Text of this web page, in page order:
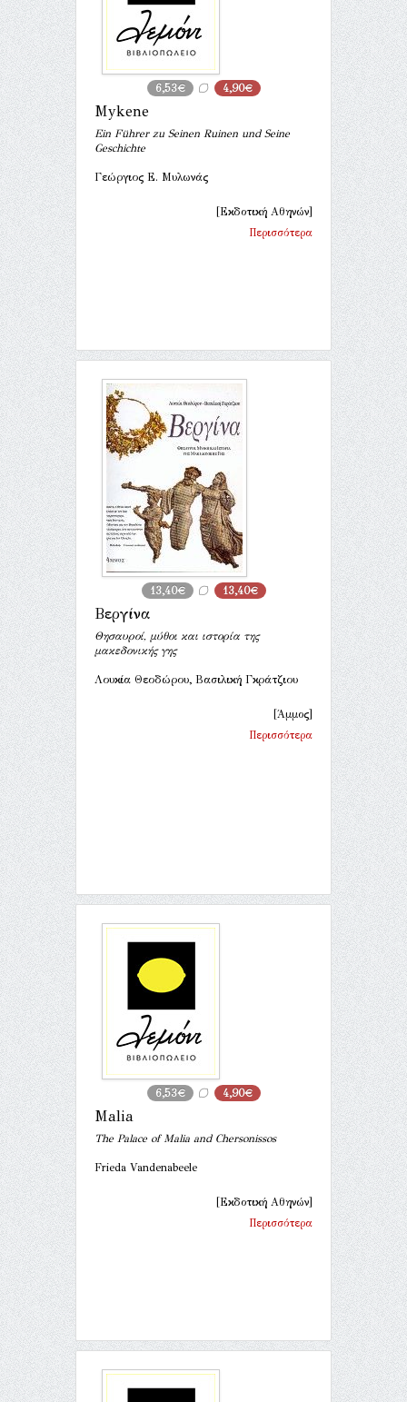
6,53€ 4,90€
Mykene
Ein Führer zu Seinen Ruinen und Seine
Geschichte
Γεώργιος Ε. Μυλωνάς
[Εκδοτική Αθηνών]
Περισσότερα
13,40€ 13,40€
Βεργίνα
Θησαυροί, μύθοι και ιστορία της
μακεδονικής γης
Λουκία Θεοδώρου, Βασιλική Γκράτζιου
[Άμμος]
Περισσότερα
6,53€ 4,90€
Malia
The Palace of Malia and Chersonissos
Frieda Vandenabeele
[Εκδοτική Αθηνών]
Περισσότερα